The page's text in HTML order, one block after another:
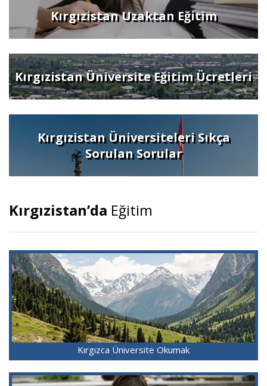
Kırgızistan Uzaktan Eğitim
Kırgızistan Üniversite Eğitim Ücretleri
Kırgızistan Üniversiteleri Sıkça
Sorulan Sorular
Kırgızistan’da Eğitim
Kırgızca Üniversite Okumak